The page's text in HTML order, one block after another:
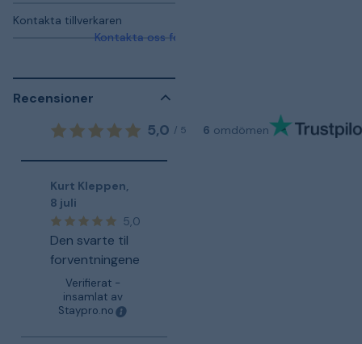
Kontakta tillverkaren
Kontakta oss för mer information
Recensioner
5,0 / 5 6 omdömen
Kurt Kleppen,
8 juli
5,0
Den svarte til
forventningene
Verifierat -
insamlat av
Staypro.no